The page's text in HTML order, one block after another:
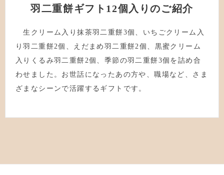
羽二重餅ギフト12個入りのご紹介
生クリーム入り抹茶羽二重餅3個、いちごクリーム入
り羽二重餅2個、えだまめ羽二重餅2個、黒蜜クリーム
入りくるみ羽二重餅2個、季節の羽二重餅3個を詰め合
わせました。お世話になったあの方や、職場など、さま
ざまなシーンで活躍するギフトです。